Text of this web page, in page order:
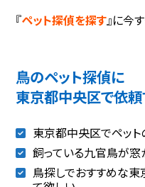
『ペット探偵を探す』に今
鳥のペット探偵に
東京都中央区で依頼
東京都中央区でペット
飼っている九官鳥が窓
鳥探しでおすすめな